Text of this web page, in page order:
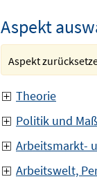
Aspekt
Aspekt
Theorie
Politik und
Arbeitsmarkt-
Arbeitswelt,